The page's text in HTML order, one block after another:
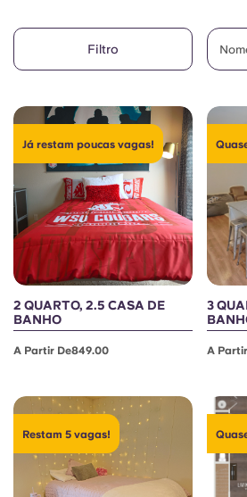
English (GB)
Chinese
Español
Català
Deutsch
French
Portuguese
Selecione um país
Selecione uma residência
Iniciar sessão
Reservar
Filtro
Já restam poucas vagas!
2 QUARTO, 2.5 CASA DE
BANHO
A Partir De849.00
3
A
Restam 5 vagas!